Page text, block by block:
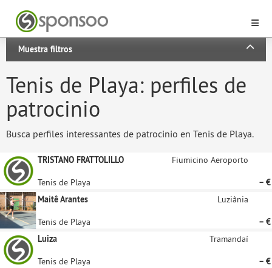
Muestra filtros
Tenis de Playa: perfiles de
patrocinio
Busca perfiles interessantes de patrocinio en Tenis de Playa.
TRISTANO FRATTOLILLO Fiumicino Aeroporto
Tenis de Playa
– €
Maitê Arantes
Luziânia
Tenis de Playa
– €
Luiza
Tramandaí
Tenis de Playa
– €